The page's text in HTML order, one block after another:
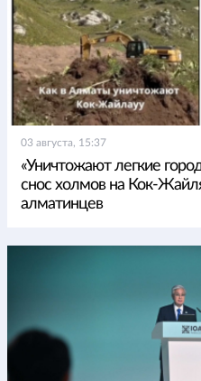
03 августа, 15:37
«Уничтожают легкие
снос холмов на Кок-
алматинцев